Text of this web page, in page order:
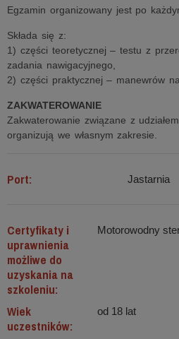
Egzamin organizowany jest po
Składa się z:
1) części teoretycznej – testu z
zadania nawigacyjnego,
2) części praktycznej – manewrów
ZAKWATEROWANIE
Zakwaterowanie związane z
organizują we własnym zakresie.
Port: Jastarnia
Certyfikaty i
uprawnienia
możliwe do
uzyskania na
szkoleniu:
Motorowodny
Wiek
uczestników:
od 18 lat